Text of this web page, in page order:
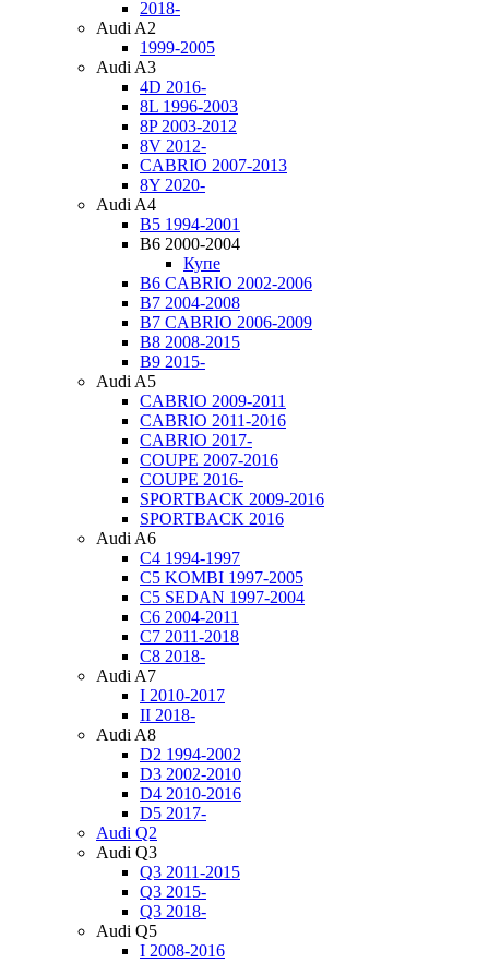
2018-
Audi A2
1999-2005
Audi A3
4D 2016-
8L 1996-2003
8P 2003-2012
8V 2012-
CABRIO 2007-2013
8Y 2020-
Audi A4
B5 1994-2001
B6 2000-2004
Купе
B6 CABRIO 2002-2006
B7 2004-2008
B7 CABRIO 2006-2009
B8 2008-2015
B9 2015-
Audi A5
CABRIO 2009-2011
CABRIO 2011-2016
CABRIO 2017-
COUPE 2007-2016
COUPE 2016-
SPORTBACK 2009-2016
SPORTBACK 2016
Audi A6
C4 1994-1997
C5 KOMBI 1997-2005
C5 SEDAN 1997-2004
C6 2004-2011
C7 2011-2018
C8 2018-
Audi A7
I 2010-2017
II 2018-
Audi A8
D2 1994-2002
D3 2002-2010
D4 2010-2016
D5 2017-
Audi Q2
Audi Q3
Q3 2011-2015
Q3 2015-
Q3 2018-
Audi Q5
I 2008-2016